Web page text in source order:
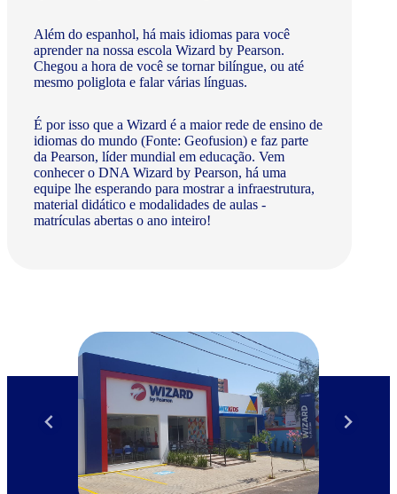
Além do espanhol, há mais idiomas para você
aprender na nossa escola Wizard by Pearson.
Chegou a hora de você se tornar bilíngue, ou até
mesmo poliglota e falar várias línguas.
É por isso que a Wizard é a maior rede de ensino de
idiomas do mundo (Fonte: Geofusion) e faz parte
da Pearson, líder mundial em educação. Vem
conhecer o DNA Wizard by Pearson, há uma
equipe lhe esperando para mostrar a infraestrutura,
material didático e modalidades de aulas -
matrículas abertas o ano inteiro!